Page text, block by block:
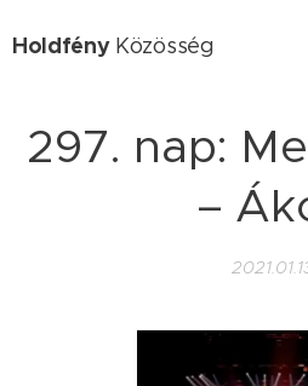
HoldfényKözösség
297. nap:
–